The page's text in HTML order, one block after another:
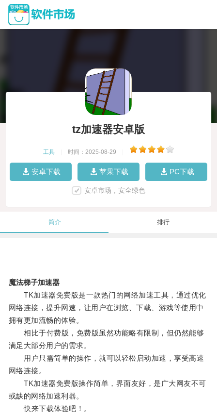
tz加速器安卓版
工具 时间：2025-08-29
安卓下载 苹果下载 PC下载
安卓市场，安全绿色
简介 排行
魔法梯子加速器
TK加速器免费版是一款热门的网络加速工具，通过优化
网络连接，提升网速，让用户在浏览、下载、游戏等使用中
拥有更加流畅的体验。
相比于付费版，免费版虽然功能略有限制，但仍然能够
满足大部分用户的需求。
用户只需简单的操作，就可以轻松启动加速，享受高速
网络连接。
TK加速器免费版操作简单，界面友好，是广大网友不可
或缺的网络加速利器。
快来下载体验吧！。